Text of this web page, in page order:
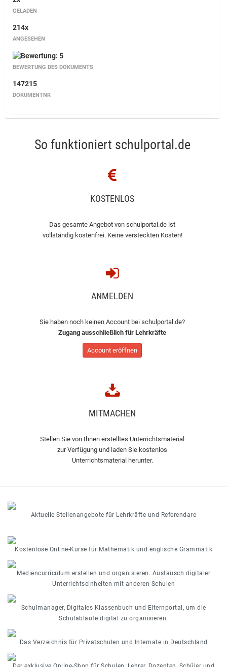
GELADEN
214x
ANGESEHEN
BEWERTUNG DES DOKUMENTS
147215
DOKUMENTNR
So funktioniert schulportal.de
KOSTENLOS
Das gesamte Angebot von schulportal.de ist
vollständig kostenfrei. Keine versteckten Kosten!
ANMELDEN
Sie haben noch keinen Account bei schulportal.de?
Zugang ausschließlich für Lehrkräfte
Account eröffnen
MITMACHEN
Stellen Sie von Ihnen erstelltes Unterrichtsmaterial
zur Verfügung und laden Sie kostenlos
Unterrichtsmaterial herunter.
Aktuelle Stellenangebote für Lehrkräfte und Referendare
Kostenlose Online-Kurse für Mathematik und englische Grammatik
Mediencurriculum erstellen und organisieren. Austausch digitaler
Unterrichtseinheiten mit anderen Schulen
Schulmanager, Digitales Klassenbuch und Elternportal, um die
Schulabläufe digital zu organisieren.
Das Verzeichnis für Privatschulen und Internate in Deutschland